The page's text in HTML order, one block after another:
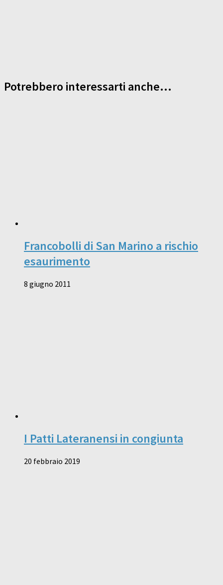
Potrebbero interessarti anche...
Francobolli di San Marino a rischio
esaurimento
8 giugno 2011
I Patti Lateranensi in congiunta
20 febbraio 2019